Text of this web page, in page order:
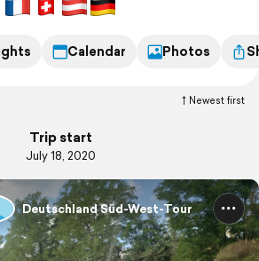
Calendar Photos
Newest first
Trip start
July 18, 2020
Deutschland Süd-West-Tour